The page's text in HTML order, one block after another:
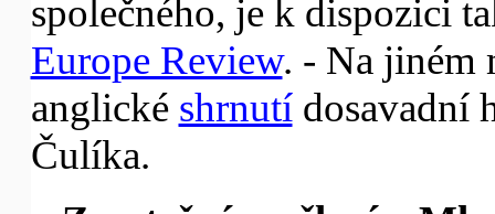
společného, je k dispozici
Europe Review. - Na jiném
anglické shrnutídosavadní
Čulíka.